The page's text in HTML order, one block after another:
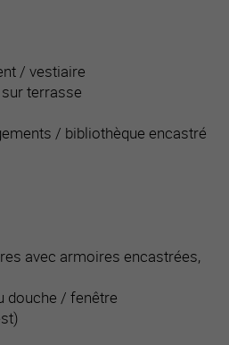
/ vestiaire
terrasse
/ bibliothèque encastré
avec armoires encastrées,
douche / fenêtre